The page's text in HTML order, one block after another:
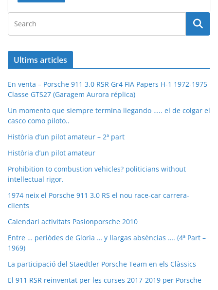
Ultims articles
En venta – Porsche 911 3.0 RSR Gr4 FIA Papers H-1 1972-1975
Classe GTS27 (Garagem Aurora réplica)
Un momento que siempre termina llegando ….. el de colgar el
casco como piloto..
Història d’un pilot amateur – 2ª part
Història d’un pilot amateur
Prohibition to combustion vehicles? politicians without
intellectual rigor.
1974 neix el Porsche 911 3.0 RS el nou race-car carrera-
clients
Calendari activitats Pasionporsche 2010
Entre … periòdes de Gloria … y llargas absèncias …. (4ª Part –
1969)
La participació del Staedtler Porsche Team en els Clàssics
El 911 RSR reinventat per les curses 2017-2019 per Porsche